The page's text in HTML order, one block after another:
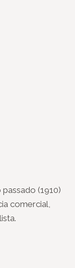
(1910)
comercial,